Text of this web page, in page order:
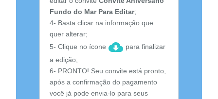
Fundo do Mar Para Editar;
4- Basta clicar na informação que
quer alterar;
5- Clique no ícone
para finalizar
a edição;
6- PRONTO! Seu convite está pronto,
após a confirmação do pagamento
você já pode envia-lo para seus